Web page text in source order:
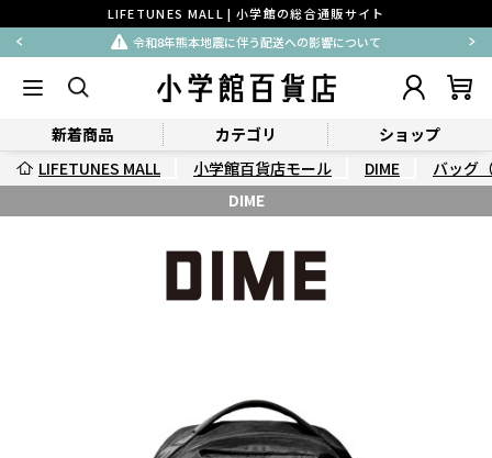
LIFETUNES MALL | 小学館の総合通販サイト
令和8年熊本地震に伴う配送への影響について
新着商品 カテゴリ
ショップ
LIFETUNES MALL
小学館百貨店モール DIME
バッグ
DIME